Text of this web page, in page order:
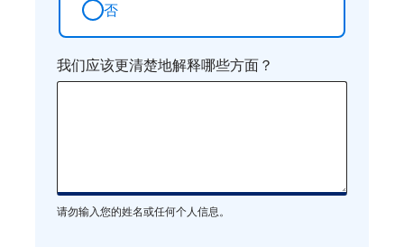
否
我们应该更清楚地解释哪些方面？
请勿输入您的姓名或任何个人信息。